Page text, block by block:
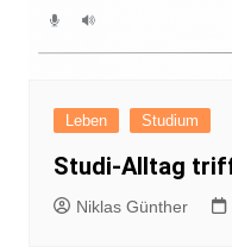
Leben Studium
Studi-Alltag
Niklas Günther